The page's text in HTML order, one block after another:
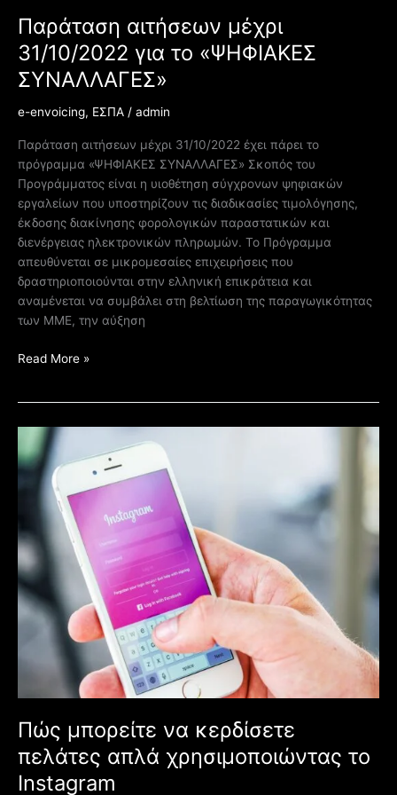
Παράταση αιτήσεων μέχρι
31/10/2022 για το «ΨΗΦΙΑΚΕΣ
ΣΥΝΑΛΛΑΓΕΣ»
e-envoicing, ΕΣΠΑ / admin
Παράταση αιτήσεων μέχρι 31/10/2022 έχει πάρει το
πρόγραμμα «ΨΗΦΙΑΚΕΣ ΣΥΝΑΛΛΑΓΕΣ» Σκοπός του
Προγράμματος είναι η υιοθέτηση σύγχρονων ψηφιακών
εργαλείων που υποστηρίζουν τις διαδικασίες τιμολόγησης,
έκδοσης διακίνησης φορολογικών παραστατικών και
διενέργειας ηλεκτρονικών πληρωμών. Το Πρόγραμμα
απευθύνεται σε μικρομεσαίες επιχειρήσεις που
δραστηριοποιούνται στην ελληνική επικράτεια και
αναμένεται να συμβάλει στη βελτίωση της παραγωγικότητας
των ΜΜΕ, την αύξηση
Read More »
Πώς μπορείτε να κερδίσετε
πελάτες απλά χρησιμοποιώντας το
Instagram
Πώς
μπορείτε
κερδίσετε
πελάτες
απλά
χρησιμοποιώντας
το
Instagram